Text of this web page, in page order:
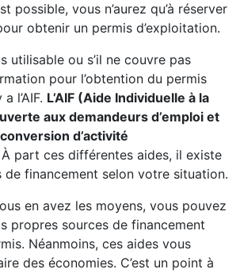
possible, vous n’aurez qu’à réserver
obtenir un permis d’exploitation.
utilisable ou s’il ne couvre pas
pour l’obtention du permis
l’AIF. L’AIF (Aide Individuelle à la
aux demandeurs d’emploi et
d’activité
À part ces différentes aides, il existe
de financement selon votre situation.
en avez les moyens, vous pouvez
propres sources de financement
Néanmoins, ces aides vous
des économies. C’est un point à